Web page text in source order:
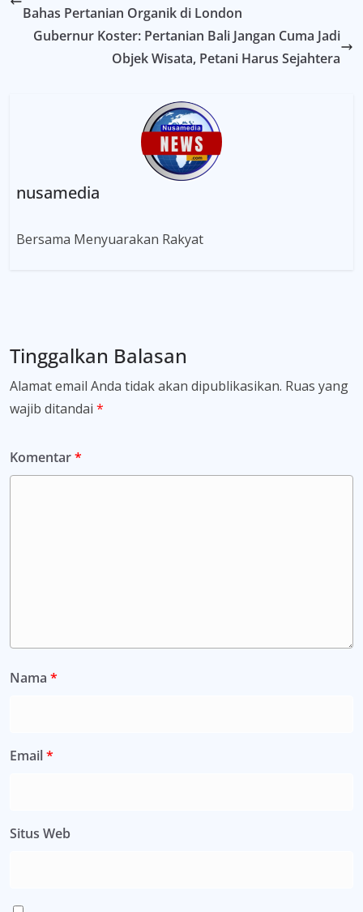
Bahas Pertanian Organik di London
Gubernur Koster: Pertanian Bali Jangan Cuma Jadi
Objek Wisata, Petani Harus Sejahtera
nusamedia
Bersama Menyuarakan Rakyat
Tinggalkan Balasan
Alamat email Anda tidak akan dipublikasikan. Ruas yang
wajib ditandai *
Komentar*
Nama *
Email*
Situs Web